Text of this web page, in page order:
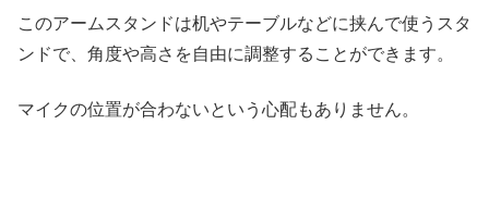
このアームスタンドは机やテーブルなどに挟んで使うスタ
ンドで、角度や高さを自由に調整することができます。
マイクの位置が合わないという心配もありません。